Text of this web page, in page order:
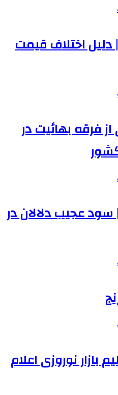
دلیل اختلاف قیمت
فرقه بهائیت در
عجیب دلالان در
بازار نوروزی اعلام